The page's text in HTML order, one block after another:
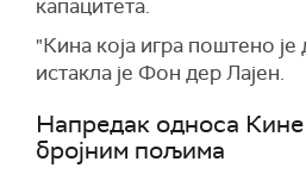
капацитета.
"Кина која игра поштено је
истакла је Фон дер Лајен.
Напредак односа
бројним пољима